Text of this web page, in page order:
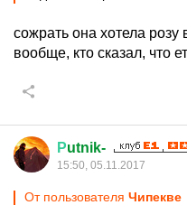
сожрать она хотела
вообще, кто сказал, что
Рutnik-
15:50, 05.11.2017
От пользователя Чипекве